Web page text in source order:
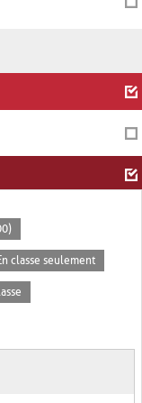
classe seulement